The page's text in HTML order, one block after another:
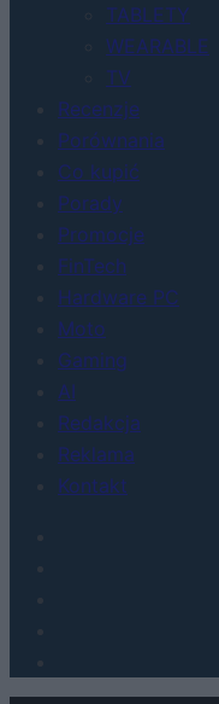
TABLETY
WEARABLE
TV
Recenzje
Porównania
Co kupić
Porady
Promocje
FinTech
Hardware PC
Moto
Gaming
AI
Redakcja
Reklama
Kontakt